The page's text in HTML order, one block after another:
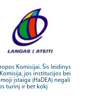
Komisijai. Šis leidinys
jos institucijos bei
įstaiga (HaDEA) negali
turinį ir bet kokį